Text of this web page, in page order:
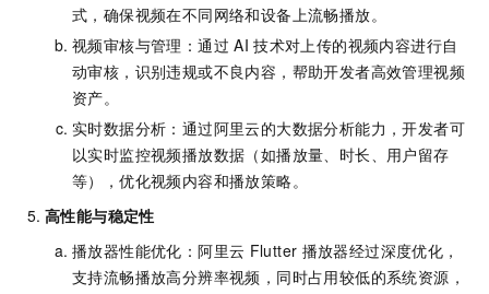
式，确保视频在不同网络和设备上流畅播放。
视频审核与管理：通过 AI 技术对上传的视频内容进行自
动审核，识别违规或不良内容，帮助开发者高效管理视频
资产。
实时数据分析：通过阿里云的大数据分析能力，开发者可
以实时监控视频播放数据（如播放量、时长、用户留存
等），优化视频内容和播放策略。
高性能与稳定性
播放器性能优化：阿里云 Flutter 播放器经过深度优化，
支持流畅播放高分辨率视频，同时占用较低的系统资源，